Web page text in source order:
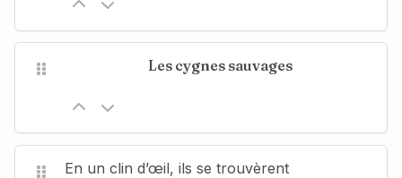
Les cygnes sauvages
En un clin d’œil, ils se trouvèrent